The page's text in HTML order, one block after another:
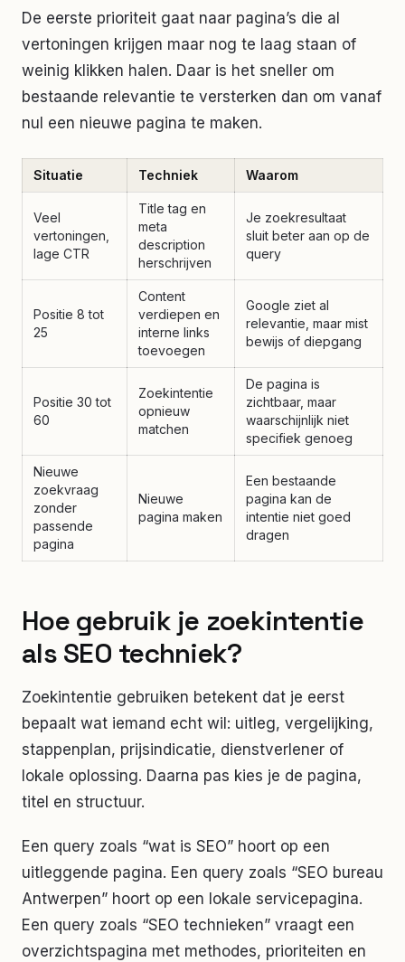
De eerste prioriteit gaat naar pagina’s die al
vertoningen krijgen maar nog te laag staan of
weinig klikken halen. Daar is het sneller om
bestaande relevantie te versterken dan om vanaf
nul een nieuwe pagina te maken.
Situatie Techniek Waarom
Veel
vertoningen,
lage CTR
Title tag en
meta
description
herschrijven
Je zoekresultaat
sluit beter aan op de
query
Positie 8 tot
25
Content
verdiepen en
interne links
toevoegen
Google ziet al
relevantie, maar mist
bewijs of diepgang
Positie 30 tot
60
Zoekintentie
opnieuw
matchen
De pagina is
zichtbaar, maar
waarschijnlijk niet
specifiek genoeg
Nieuwe
zoekvraag
zonder
passende
pagina
Nieuwe
pagina maken
Een bestaande
pagina kan de
intentie niet goed
dragen
Hoe gebruik je zoekintentie
als SEO techniek?
Zoekintentie gebruiken betekent dat je eerst
bepaalt wat iemand echt wil: uitleg, vergelijking,
stappenplan, prijsindicatie, dienstverlener of
lokale oplossing. Daarna pas kies je de pagina,
titel en structuur.
Een query zoals “wat is SEO” hoort op een
uitleggende pagina. Een query zoals “SEO bureau
Antwerpen” hoort op een lokale servicepagina.
Een query zoals “SEO technieken” vraagt een
overzichtspagina met methodes, prioriteiten en